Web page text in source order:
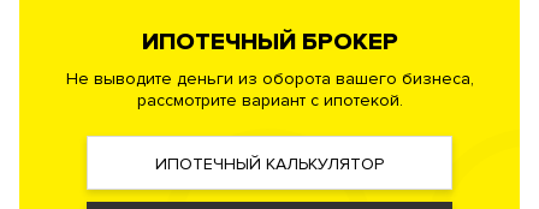
Застройщик запроектировал в новостройке самые
ИПОТЕЧНЫЙ БРОКЕР
Не выводите деньги из оборота вашего бизнеса,
рассмотрите вариант с ипотекой.
ИПОТЕЧНЫЙ КАЛЬКУЛЯТОР